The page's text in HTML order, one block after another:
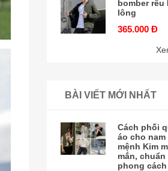
bomber rêu
lông
365.000 Đ
BÀI VIẾT MỚI NHẤT
Cách phối
áo cho nam
mệnh Kim
mắn, chuẩn
phong cách